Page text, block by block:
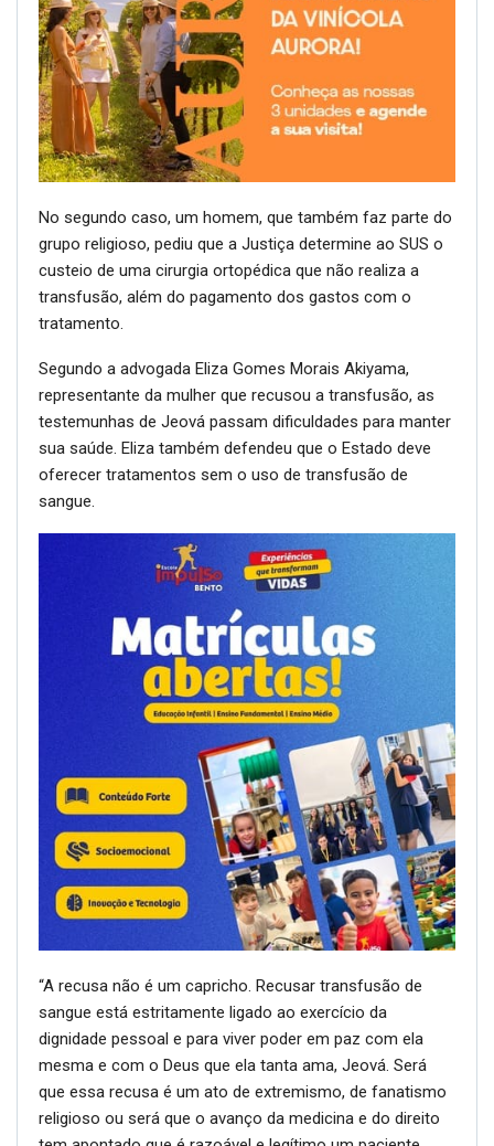
No segundo caso, um homem, que também faz parte do
grupo religioso, pediu que a Justiça determine ao SUS o
custeio de uma cirurgia ortopédica que não realiza a
transfusão, além do pagamento dos gastos com o
tratamento.
Segundo a advogada Eliza Gomes Morais Akiyama,
representante da mulher que recusou a transfusão, as
testemunhas de Jeová passam dificuldades para manter
sua saúde. Eliza também defendeu que o Estado deve
oferecer tratamentos sem o uso de transfusão de
sangue.
“A recusa não é um capricho. Recusar transfusão de
sangue está estritamente ligado ao exercício da
dignidade pessoal e para viver poder em paz com ela
mesma e com o Deus que ela tanta ama, Jeová. Será
que essa recusa é um ato de extremismo, de fanatismo
religioso ou será que o avanço da medicina e do direito